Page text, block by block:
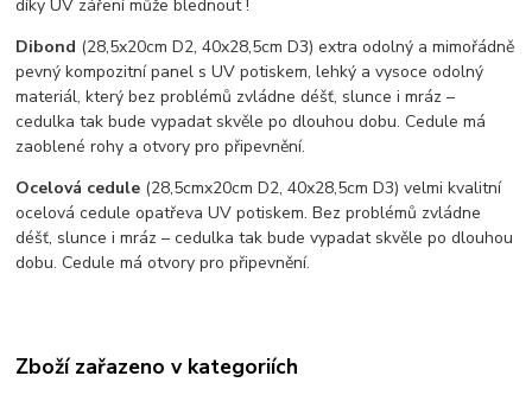
díky UV záření může blednout !
Dibond (28,5x20cm D2, 40x28,5cm D3) extra odolný a mimořádně
pevný kompozitní panel s UV potiskem, lehký a vysoce odolný
materiál, který bez problémů zvládne déšť, slunce i mráz –
cedulka tak bude vypadat skvěle po dlouhou dobu. Cedule má
zaoblené rohy a otvory pro připevnění.
Ocelová cedule (28,5cmx20cm D2, 40x28,5cm D3) velmi kvalitní
ocelová cedule opatřeva UV potiskem. Bez problémů zvládne
déšť, slunce i mráz – cedulka tak bude vypadat skvěle po dlouhou
dobu. Cedule má otvory pro připevnění.
Zboží zařazeno v kategoriích